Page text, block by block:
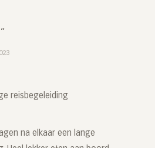
reisbegeleiding
na elkaar een lange